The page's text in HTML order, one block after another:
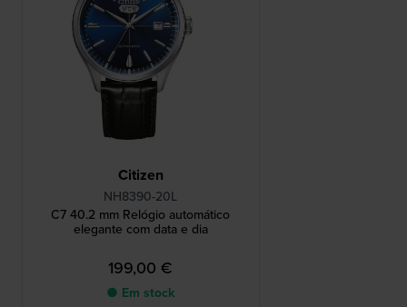
Citizen
NH8390-20L
C7 40.2 mm Relógio automático
elegante com data e dia
199,00 €
● Em stock